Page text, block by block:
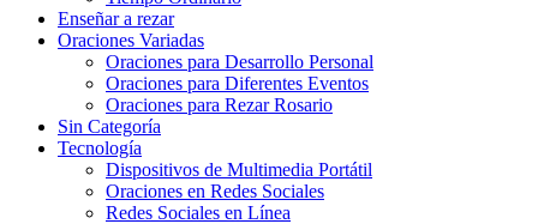
Enseñar a rezar
Oraciones Variadas
Oraciones para Desarrollo Personal
Oraciones para Diferentes Eventos
Oraciones para Rezar Rosario
Sin Categoría
Tecnología
Dispositivos de Multimedia Portátil
Oraciones en Redes Sociales
Redes Sociales en Línea